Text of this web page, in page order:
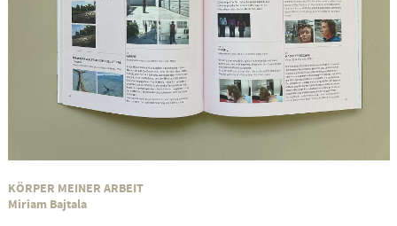
KÖRPER MEINER ARBEIT
Miriam Bajtala